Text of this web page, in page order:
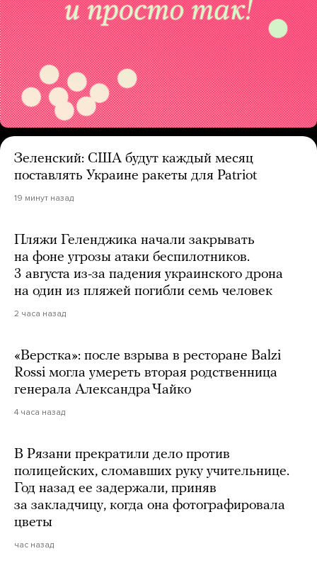
Зеленский: США будут каждый месяц
поставлять Украине ракеты для Patriot
19 минут назад
Пляжи Геленджика начали закрывать
на фоне угрозы атаки беспилотников.
3 августа из-за падения украинского дрона
на один из пляжей погибли семь человек
2 часа назад
«Верстка»: после взрыва в ресторане Balzi
Rossi могла умереть вторая родственница
генерала Александра Чайко
4 часа назад
В Рязани прекратили дело против
полицейских, сломавших руку учительнице.
Год назад ее задержали, приняв
за закладчицу, когда она фотографировала
цветы
час назад